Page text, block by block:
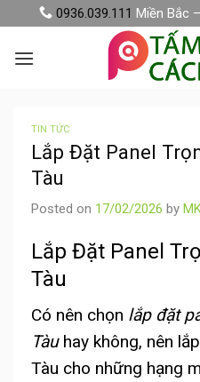
to
content
0936.039.111 Miền Bắc –
TIN TỨC
Lắp Đặt Panel
Tàu
Posted on 17/02/2026 by
Lắp Đặt Panel
Tàu
Có nên chọn lắp đặt
Tàuhay không, nên
Tàu cho những hạng